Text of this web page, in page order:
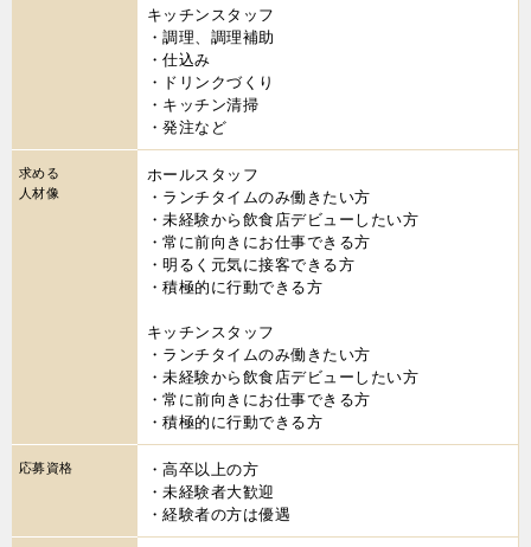
キッチンスタッフ
・調理、調理補助
・仕込み
・ドリンクづくり
・キッチン清掃
・発注など
求める
人材像
ホールスタッフ
・ランチタイムのみ働きたい方
・未経験から飲食店デビューしたい方
・常に前向きにお仕事できる方
・明るく元気に接客できる方
・積極的に行動できる方
キッチンスタッフ
・ランチタイムのみ働きたい方
・未経験から飲食店デビューしたい方
・常に前向きにお仕事できる方
・積極的に行動できる方
応募資格
・高卒以上の方
・未経験者大歓迎
・経験者の方は優遇